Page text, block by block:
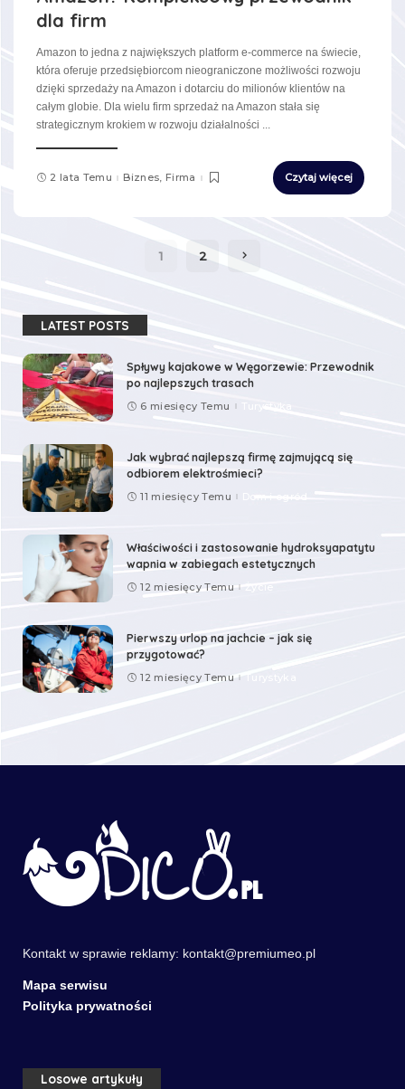
dla firm
Amazon to jedna z największych platform e-commerce na świecie,
która oferuje przedsiębiorcom nieograniczone możliwości rozwoju
dzięki sprzedaży na Amazon i dotarciu do milionów klientów na
całym globie. Dla wielu firm sprzedaż na Amazon stała się
strategicznym krokiem w rozwoju działalności ...
2 lata Temu Biznes, Firma Czytaj więcej
1 2
LATEST POSTS
Spływy kajakowe w Węgorzewie: Przewodnik
po najlepszych trasach
6 miesięcy Temu
Jak wybrać najlepszą firmę zajmującą się
odbiorem elektrośmieci?
11 miesięcy Temu Dom i ogród
Właściwości i zastosowanie hydroksyapatytu
wapnia w zabiegach estetycznych
12 miesięcy Temu Życie
Pierwszy urlop na jachcie – jak się
przygotować?
12 miesięcy Temu Turystyka
Kontakt w sprawie reklamy: kontakt@premiumeo.pl
Mapa serwisu
Polityka prywatności
Losowe artykuły